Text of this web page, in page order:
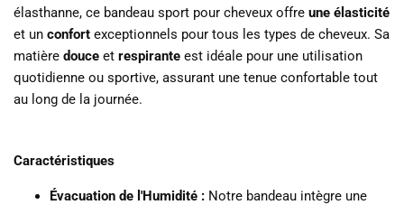
élasthanne, ce bandeau sport pour cheveux offre une élasticité
et un confort exceptionnels pour tous les types de cheveux. Sa
matière douce et respirante est idéale pour une utilisation
quotidienne ou sportive, assurant une tenue confortable tout
au long de la journée.
Caractéristiques
Évacuation de l'Humidité : Notre bandeau intègre une